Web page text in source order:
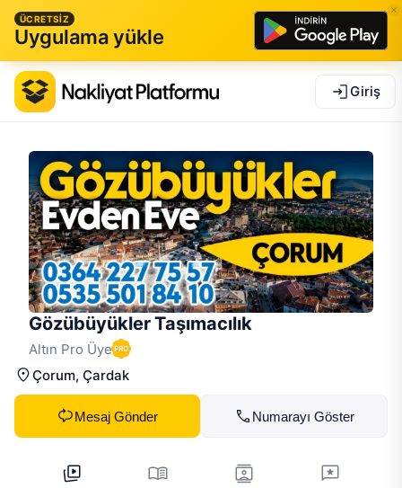
ÜCRETSİZ
Uygulama yükle
Giriş
Gözübüyükler Taşımacılık
Altın Pro Üye
Çorum, Çardak
Mesaj Gönder Numarayı Göster